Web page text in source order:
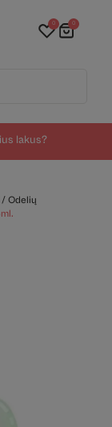
lakus?
0 0
/ Odelių